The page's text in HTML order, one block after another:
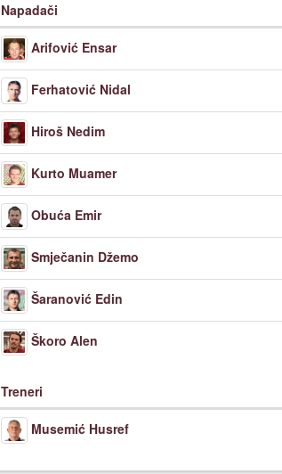
Napadači
Arifović Ensar
Ferhatović Nidal
Hiroš Nedim
Kurto Muamer
Obuća Emir
Smječanin Džemo
Šaranović Edin
Škoro Alen
Treneri
Musemić Husref